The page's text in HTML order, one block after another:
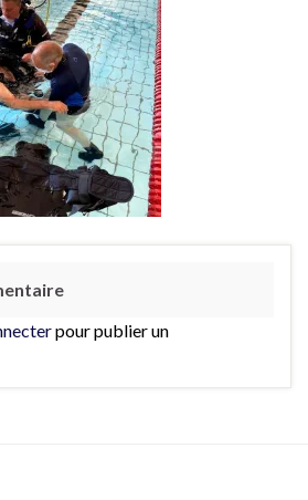
pour publier un